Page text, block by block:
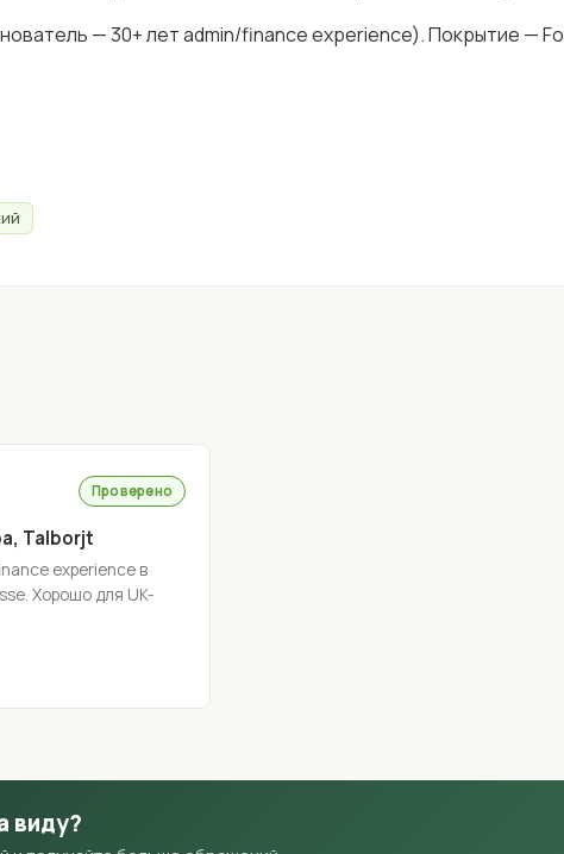
— 30+ лет admin/finance experience). Покрытие —
Проверено
Talborjt
experience в
Хорошо для UK-
виду?